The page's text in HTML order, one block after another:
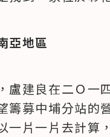
亞地區
盧建良在二Ｏ一
籌募中埔分站的
一片一片去計算